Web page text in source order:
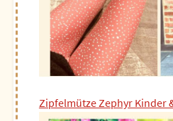
Zipfelmütze Zephyr Kinder